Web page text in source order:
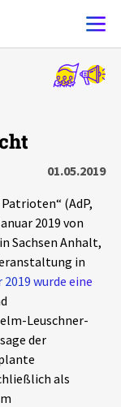
01.05.2019
(AdP,
2019 von
Sachsen Anhalt,
in
wurde eine
Leuschner-
der
als